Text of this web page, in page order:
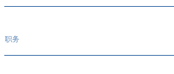
职务